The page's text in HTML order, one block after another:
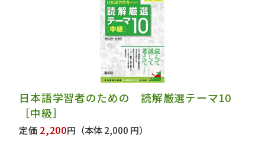
日本語学習者のための 読解厳選テーマ10
［中級］
定価 2,200円 （本体 2,000 円）